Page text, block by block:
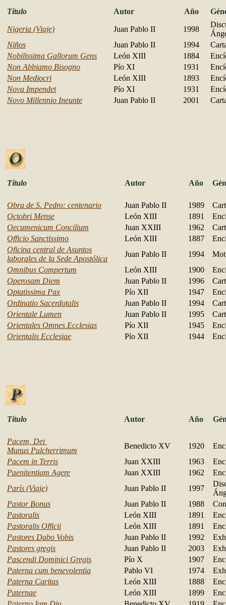
Título Autor Año
Nigeria (Viaje) Juan Pablo II 1998
Niños
Juan Pablo II 1994
Nobilissima Gallorum Gens
León XIII 1884
Non Abbiamo Bisogno
Pío XI 1931
Non Mediocri
León XIII 1893
Nova Impendet
Pío XI 1931
Novo Millennio Ineunte
Juan Pablo II 2001
Título Autor Año
Obra de S. Pedro: centenario Juan Pablo II 1989
Octobri Mense
León XIII 1891
Oecumenicum Concilium
Juan XXIII 1962
Officio Sanctissimo
León XIII 1887
Oficina central de Asuntos
laborales de la Sede Apostólica
Juan Pablo II 1994
Omnibus Compertum
León XIII 1900
Operosam Diem
Juan Pablo II 1996
Optatissima Pax
Pío XII 1947
Ordinatio Sacerdotalis
Juan Pablo II 1994
Orientale Lumen
Juan Pablo II 1995
Orientales Omnes Ecclesias
Pío XII 1945
Orientalis Ecclesiae
Pío XII 1944
Título Autor Año
Pacem, Dei
Munus Pulcherrimum
Benedicto XV 1920
Pacem in Terris
Juan XXIII 1963
Paenitentiam Agere
Juan XXIII 1962
París (Viaje)
Juan Pablo II 1997
Pastor Bonus
Juan Pablo II 1988
Pastoralis
León XIII 1891
Pastoralis Officii
León XIII 1891
Pastores Dabo Vobis
Juan Pablo II 1992
Pastores gregis
Juan Pablo II 2003
Pascendi Dominici Gregis
Pío X 1907
Paterna cum benevolentia
Pablo VI 1974
Paterna Caritas
León XIII 1888
Paternae
León XIII 1899